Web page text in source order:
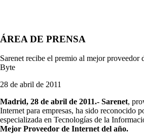
ÁREA DE PRENSA
Sarenet recibe el premio al mejor proveedor
Byte
28 de abril de 2011
Madrid, 28 de abril de 2011.- Sarenet,
Internet para empresas, ha sido reconocido
especializada en Tecnologías de la
Mejor Proveedor de Internet del año.